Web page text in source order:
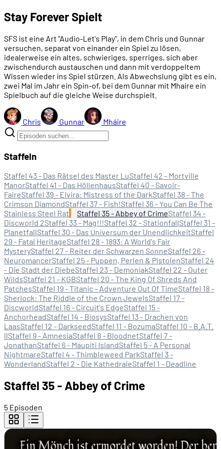
Stay Forever Spielt
SFS ist eine Art "Audio-Let's Play", in dem Chris und Gunnar
versuchen, separat von einander ein Spiel zu lösen,
idealerweise ein altes, schwieriges, sperriges, sich aber
zwischendurch austauschen und dann mit verdoppeltem
Wissen wieder ins Spiel stürzen. Als Abwechslung gibt es ein,
zwei Mal im Jahr ein Spin-of, bei dem Gunnar mit Mhaire ein
Spielbuch auf die gleiche Weise durchspielt.
Chris Gunnar Mháire
Staffeln
Staffel 43 - Das Rätsel des Master LuStaffel 42 - Mortville
ManorStaffel 41 - Das HöllenhausStaffel 40 - Savoir-
FaireStaffel 39 - Elvira: Mistress of the DarkStaffel 38 - The
Crimson DiamondStaffel 37 - Fish!Staffel 36 - You Can Be The
Stainless Steel Rat
Staffel 35 - Abbey of CrimeStaffel 34 -
Discworld 2Staffel 33 - Mag!!!Staffel 32 - StationfallStaffel 31 -
PlanetfallStaffel 30 - Das Universum der UnendlichkeitStaffel
29 - Fatal HeritageStaffel 28 - 1893: A World's Fair
MysteryStaffel 27 - Reiter der Schwarzen SonneStaffel 26 -
NeuromancerStaffel 25 - Puppen, Perlen & PistolenStaffel 24
- Die Stadt der DiebeStaffel 23 - DemoniakStaffel 22 - Outer
WildsStaffel 21 - KGBStaffel 20 - The King Of Shreds And
PatchesStaffel 19 - Titanic - Adventure Out Of TimeStaffel 18 -
Sherlock: The Riddle of the Crown JewelsStaffel 17 -
DiscworldStaffel 16 - Circuit's EdgeStaffel 15 -
AnchorheadStaffel 14 - BiosysStaffel 13 - Drachen von
LaasStaffel 12 - DarkseedStaffel 11 - BozumaStaffel 10 - B.A.T.
IIStaffel 9 - AmnesiaStaffel 8 - BloodnetStaffel 7 -
JonathanStaffel 6 - Maupiti IslandStaffel 5 - A Personal
NightmareStaffel 4 - Thimbleweed ParkStaffel 3 -
WonderlandStaffel 2 - Die KathedraleStaffel 1 - Deadline
Staffel 35 - Abbey of Crime
5 Episoden